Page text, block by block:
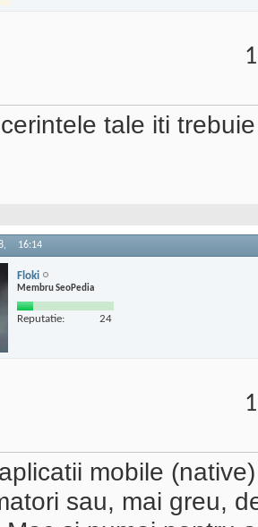
tale iti
16:14
Floki
Membru SeoPedia
Reputatie: 24
mobile
sau, mai greu,